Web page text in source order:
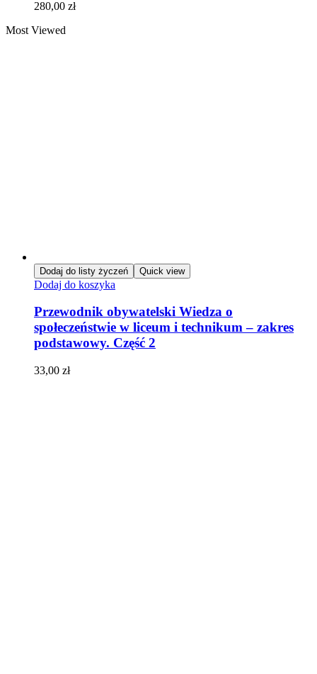
280,00 zł
Most Viewed
Dodaj do listy życzeń Quick view
Dodaj do koszyka
Przewodnik obywatelski Wiedza o
społeczeństwie w liceum i technikum – zakres
podstawowy. Część 2
33,00 zł